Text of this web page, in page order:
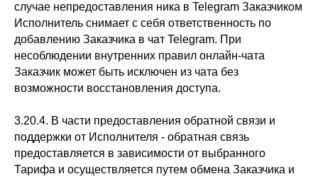
случае непредоставления ника в Telegram Заказчиком
Исполнитель снимает с себя ответственность по
добавлению Заказчика в чат Telegram. При
несоблюдении внутренних правил онлайн-чата
Заказчик может быть исключен из чата без
возможности восстановления доступа.
3.20.4. В части предоставления обратной связи и
поддержки от Исполнителя - обратная связь
предоставляется в зависимости от выбранного
Тарифа и осуществляется путем обмена Заказчика и